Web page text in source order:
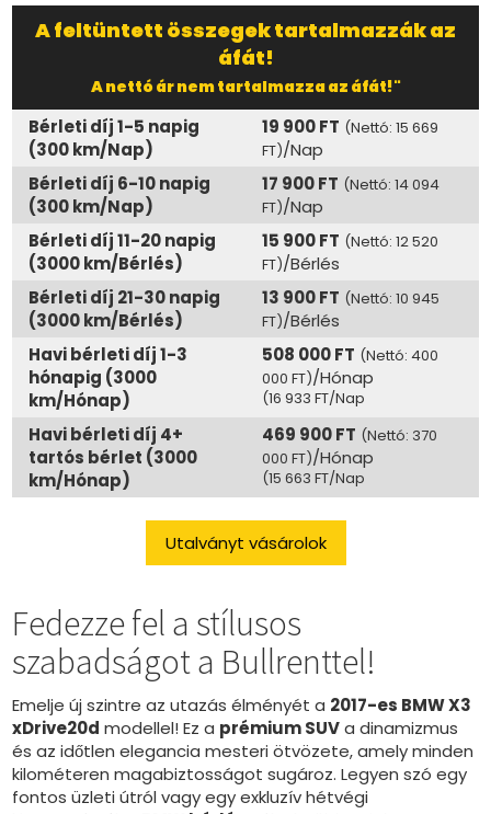
A feltüntett összegek tartalmazzák az
áfát!
A nettó ár nem tartalmazza az áfát!"
Bérleti díj 1-5 napig
(300 km/Nap)
19 900 FT (Nettó: 15 669
FT)/Nap
Bérleti díj 6-10 napig
(300 km/Nap)
17 900 FT (Nettó: 14 094
FT)/Nap
Bérleti díj 11-20 napig
(3000 km/Bérlés)
15 900 FT (Nettó: 12 520
FT)/Bérlés
Bérleti díj 21-30 napig
(3000 km/Bérlés)
13 900 FT (Nettó: 10 945
FT)/Bérlés
Havi bérleti díj 1-3
hónapig (3000
km/Hónap)
508 000 FT (Nettó: 400
000 FT)/Hónap
(16 933 FT/Nap
Havi bérleti díj 4+
tartós bérlet (3000
km/Hónap)
469 900 FT (Nettó: 370
000 FT)/Hónap
(15 663 FT/Nap
Utalványt vásárolok
Fedezze fel a stílusos
szabadságot a Bullrenttel!
Emelje új szintre az utazás élményét a 2017-es BMW X3
xDrive20d modellel! Ez a prémium SUVa dinamizmus
és az időtlen elegancia mesteri ötvözete, amely minden
kilométeren magabiztosságot sugároz. Legyen szó egy
fontos üzleti útról vagy egy exkluzív hétvégi